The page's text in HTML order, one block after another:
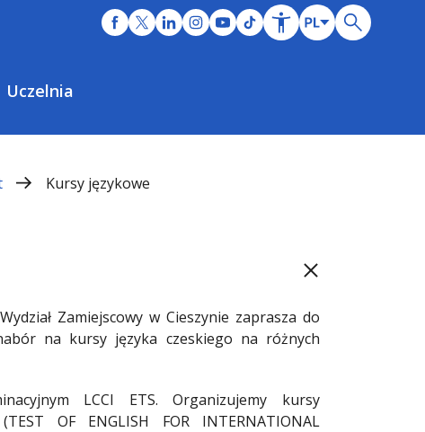
Uczelnia
Kursy językowe
Zamiejscowy w Cieszynie zaprasza do
na kursy języka czeskiego na różnych
LCCI ETS. Organizujemy kursy
OF ENGLISH FOR INTERNATIONAL